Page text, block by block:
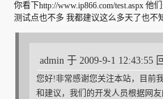
你看下http://www.ip866.com/test.aspx
测试点也不多 我都建议这么多天了也不
admin 于 2009-9-1 12:43:55
您好!非常感谢您关注本站，目前
和建议，我们的开发人员根据网友